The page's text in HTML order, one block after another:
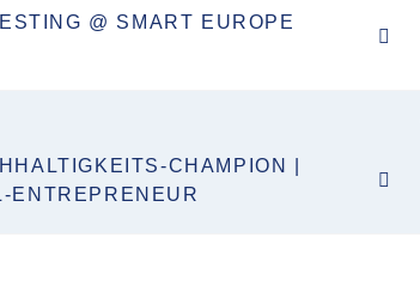
@ SMART EUROPE
CHAMPION |
ENTREPRENEUR